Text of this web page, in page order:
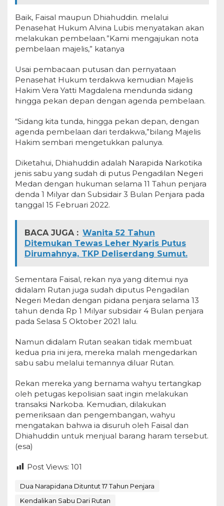
Baik, Faisal maupun Dhiahuddin. melalui
Penasehat Hukum Alvina Lubis menyatakan akan
melakukan pembelaan.”Kami mengajukan nota
pembelaan majelis,” katanya
Usai pembacaan putusan dan pernyataan
Penasehat Hukum terdakwa kemudian Majelis
Hakim Vera Yatti Magdalena mendunda sidang
hingga pekan depan dengan agenda pembelaan.
“Sidang kita tunda, hingga pekan depan, dengan
agenda pembelaan dari terdakwa,”bilang Majelis
Hakim sembari mengetukkan palunya.
Diketahui, Dhiahuddin adalah Narapida Narkotika
jenis sabu yang sudah di putus Pengadilan Negeri
Medan dengan hukuman selama 11 Tahun penjara
denda 1 Milyar dan Subsidair 3 Bulan Penjara pada
tanggal 15 Februari 2022.
BACA JUGA : Wanita 52 Tahun
Ditemukan Tewas Leher Nyaris Putus
Dirumahnya, TKP Deliserdang Sumut.
Sementara Faisal, rekan nya yang ditemui nya
didalam Rutan juga sudah diputus Pengadilan
Negeri Medan dengan pidana penjara selama 13
tahun denda Rp 1 Milyar subsidair 4 Bulan penjara
pada Selasa 5 Oktober 2021 lalu.
Namun didalam Rutan seakan tidak membuat
kedua pria ini jera, mereka malah mengedarkan
sabu sabu melalui temannya diluar Rutan.
Rekan mereka yang bernama wahyu tertangkap
oleh petugas kepolisian saat ingin melakukan
transaksi Narkoba. Kemudian, dilakukan
pemeriksaan dan pengembangan, wahyu
mengatakan bahwa ia disuruh oleh Faisal dan
Dhiahuddin untuk menjual barang haram tersebut.
(esa)
Post Views: 101
Dua Narapidana Dituntut 17 Tahun Penjara
Kendalikan Sabu Dari Rutan